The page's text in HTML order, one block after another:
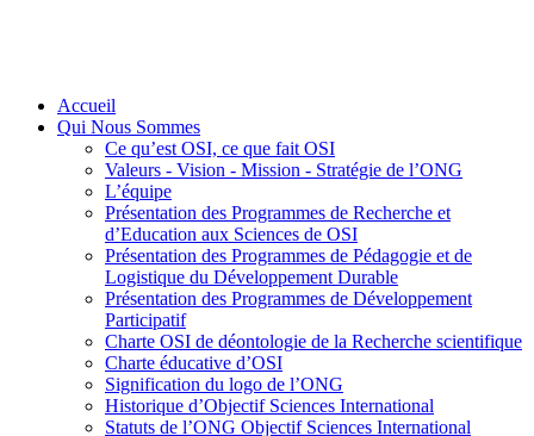
Accueil
Qui Nous Sommes
Ce qu’est OSI, ce que fait OSI
Valeurs - Vision - Mission - Stratégie de l’ONG
L’équipe
Présentation des Programmes de Recherche et
d’Education aux Sciences de OSI
Présentation des Programmes de Pédagogie et de
Logistique du Développement Durable
Présentation des Programmes de Développement
Participatif
Charte OSI de déontologie de la Recherche scientifique
Charte éducative d’OSI
Signification du logo de l’ONG
Historique d’Objectif Sciences International
Statuts de l’ONG Objectif Sciences International